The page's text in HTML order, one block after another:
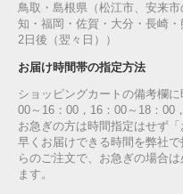
鳥取・島根県（松江市、安来
知・福岡・佐賀・大分・長崎
2日後（翌々日））
お届け時間帯の指定方法
ショッピングカートの備考欄
00～16：00，16：00～18：00
お急ぎの方は時間指定はせず
早くお届けできる時間を弊社
らのご注文で、お急ぎの場合
ます。